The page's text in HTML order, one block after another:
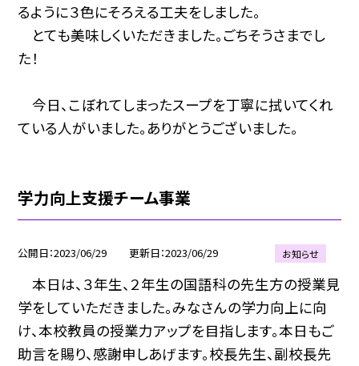
るように３色にそろえる工夫をしました。
とても美味しくいただきました。ごちそうさまでし
た！
今日、こぼれてしまったスープを丁寧に拭いてくれ
ている人がいました。ありがとうございました。
学力向上支援チーム事業
公開日 2023/06/29 更新日 2023/06/29 お知らせ
本日は、３年生、２年生の国語科の先生方の授業見
学をしていただきました。みなさんの学力向上に向
け、本校教員の授業力アップを目指します。本日もご
助言を賜り、感謝申しあげます。校長先生、副校長先